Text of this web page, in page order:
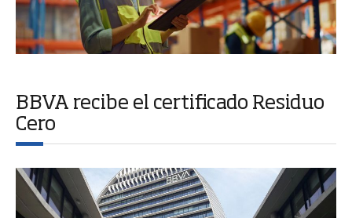
BBVA recibe el certificado Residuo
Cero